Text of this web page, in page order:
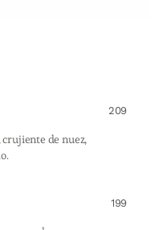
209
de nuez,
199